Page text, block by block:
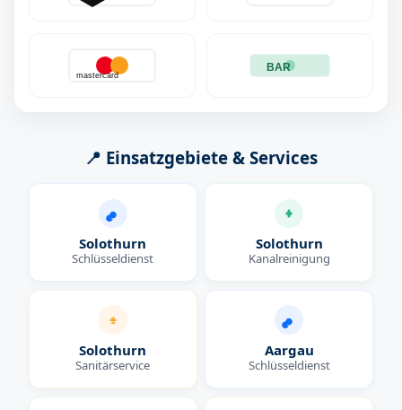
mastercard
BAR
📍 Einsatzgebiete & Services
Solothurn
Schlüsseldienst
Solothurn
Kanalreinigung
Solothurn
Sanitärservice
Aargau
Schlüsseldienst